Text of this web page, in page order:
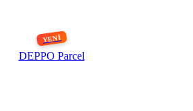
DEPPO Parcel